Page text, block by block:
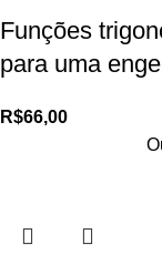
Funções
para uma
R$66,00